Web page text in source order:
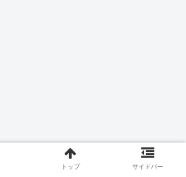
トップ サイドバー